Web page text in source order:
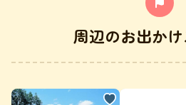
周辺のお出か